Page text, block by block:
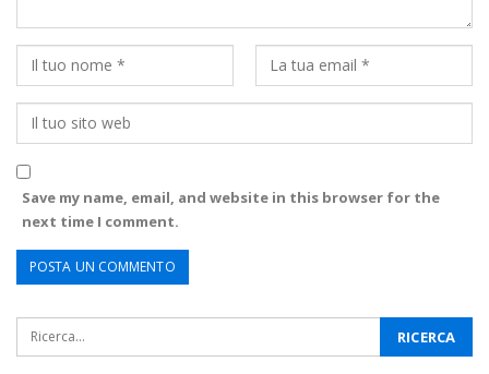
Save my name, email, and website in this browser for the
next time I comment.